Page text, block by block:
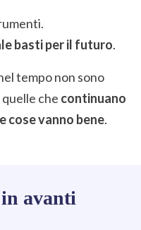
basti per il futuro.
tempo non sono
che continuano
cose vanno bene.
avanti